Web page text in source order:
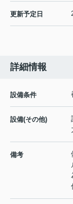
更新予定日
詳細情報
設備条件
設備(その他)
備考